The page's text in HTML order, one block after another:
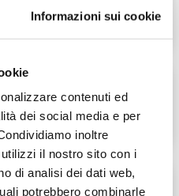
Informazioni sui cookie
contenuti ed
dei social media e per
inoltre
il nostro sito con i
di analisi dei dati web,
potrebbero combinarle